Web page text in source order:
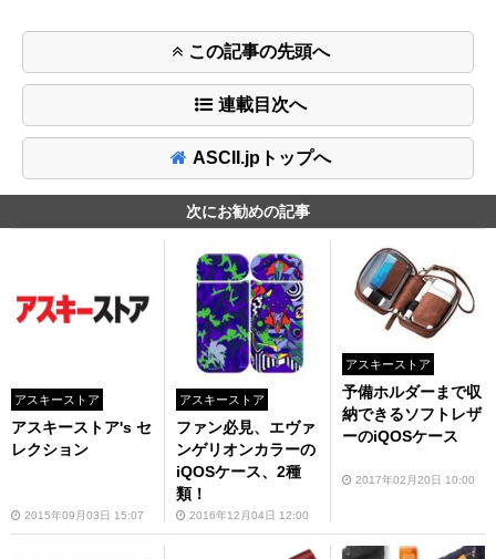
この記事の先頭へ
連載目次へ
ASCII.jpトップへ
次にお勧めの記事
アスキーストア
アスキーストア's セ
レクション
2015年09月03日 15:07
アスキーストア
ファン必見、エヴァ
ンゲリオンカラーの
iQOSケース、2種
類！
2016年12月04日 12:00
アスキーストア
予備ホルダーまで収
納できるソフトレザ
ーのiQOSケース
2017年02月20日 10:00